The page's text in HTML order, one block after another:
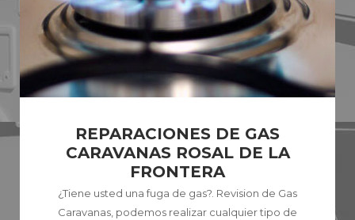
REPARACIONES DE GAS
CARAVANAS ROSAL DE LA
FRONTERA
¿Tiene usted una fuga de gas?. Revision de Gas
Caravanas, podemos realizar cualquier tipo de